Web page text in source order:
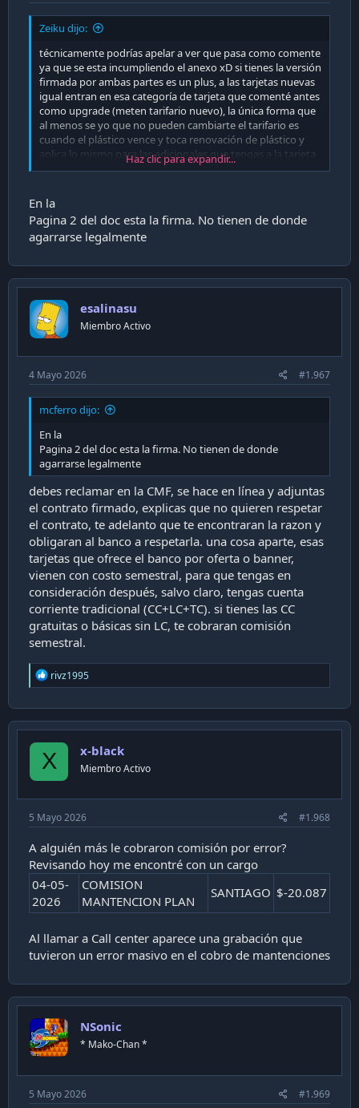
Zeiku dijo:
técnicamente podrías apelar a ver que pasa como comente
ya que se esta incumpliendo el anexo xD si tienes la versión
firmada por ambas partes es un plus, a las tarjetas nuevas
igual entran en esa categoría de tarjeta que comenté antes
como upgrade (meten tarifario nuevo), la única forma que
al menos se yo que no pueden cambiarte el tarifario es
cuando el plástico vence y toca renovación de plástico y
aplica lo mismo para las adicionales que tengas a la tarjeta
titular
15033.html
Haz clic para expandir...
En la
Pagina 2 del doc esta la firma. No tienen de donde
agarrarse legalmente
esalinasu
Miembro Activo
4 Mayo 2026 #1.967
mcferro dijo:
En la
Pagina 2 del doc esta la firma. No tienen de donde
agarrarse legalmente
debes reclamar en la CMF, se hace en línea y adjuntas
el contrato firmado, explicas que no quieren respetar
el contrato, te adelanto que te encontraran la razon y
obligaran al banco a respetarla. una cosa aparte, esas
tarjetas que ofrece el banco por oferta o banner,
vienen con costo semestral, para que tengas en
consideración después, salvo claro, tengas cuenta
corriente tradicional (CC+LC+TC). si tienes las CC
gratuitas o básicas sin LC, te cobraran comisión
semestral.
R
e
c
t
o
n
rivz1995
X x-black
Miembro Activo
5 Mayo 2026 #1.968
A alguién más le cobraron comisión por error?
Revisando hoy me encontré con un cargo
04-05-
2026
COMISION
MANTENCION PLAN
SANTIAGO $-20.087
Al llamar a Call center aparece una grabación que
tuvieron un error masivo en el cobro de mantenciones
NSonic
* Mako-Chan *
5 Mayo 2026 #1.969